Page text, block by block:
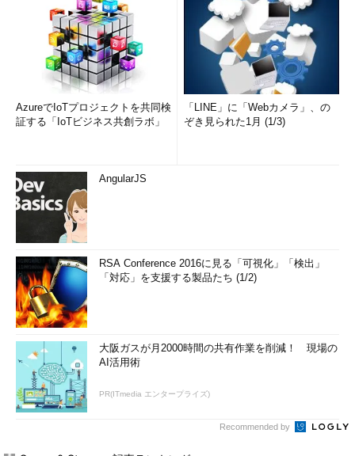
「NET.EXE」とは別に「NET1.EXE」が存在する理由
IT管理者を泣かせるWindowsの製品名変更やバージョン形
式変更まとめ
ストア版「Microsoft Defender」アプリの“強制インストー
ルが始まる”は勘違い？
結局のところ、Windows 10の「Internet Explorer」はいつ
無効化されたのか？――IE終了の真相
Windows 11 HomeプリインストールPCでは既定のはずの
コア分離で「メモリ整合性」を有効化できないのはなぜ
か？
が別モノになっていた！
これがあったら危ないのか？――同じPCなのに名前がコロ
コロ変わるWindowsサービスの秘密
ややこしや、最新WSL2のバージョンは「1.0.0.0」
――WSL2をインストールする最新手順も紹介
Windows 10 2022 Update（バージョン22H2）の「限られ
た範囲の新機能」って何？
Windowsのリソースモニターから消えた「ディスク活
黒や緑もあった？ あの背景があの色である限り、
AzureでIoTプロジェクトを共同検
証する「IoTビジネス共創ラボ」
「LINE」に「Webカメラ」、の
ぞき見られた1月 (1/3)
AngularJS
RSA Conference 2016に見る「可視化」「検出」
「対応」を支援する製品たち (1/2)
大阪ガスが月2000時間の共有作業を削減！ 現場の
AI活用術
PR(ITmedia エンタープライズ)
Recommended by